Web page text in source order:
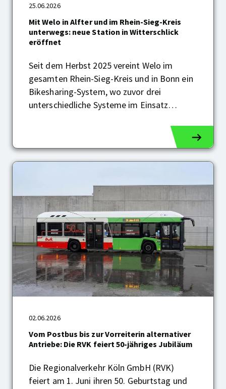
25.06.2026
Mit Welo in Alfter und im Rhein-Sieg-Kreis
unterwegs: neue Station in Witterschlick
eröffnet
Seit dem Herbst 2025 vereint Welo im
gesamten Rhein-Sieg-Kreis und in Bonn ein
Bikesharing-System, wo zuvor drei
unterschiedliche Systeme im Einsatz…
in
Alfter
Rhein-
Sieg-
Kreis
unterwegs:
neue
02.06.2026
Vom Postbus bis zur Vorreiterin alternativer
Antriebe: Die RVK feiert 50-jähriges Jubiläum
Die Regionalverkehr Köln GmbH (RVK)
feiert am 1. Juni ihren 50. Geburtstag und
bis
zur
Vorreiterin
Antriebe:
Die